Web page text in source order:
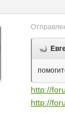
http://
http://